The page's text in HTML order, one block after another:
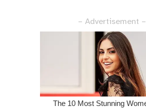
– Advertisement –